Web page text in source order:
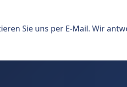
Sie uns per E-Mail. Wir